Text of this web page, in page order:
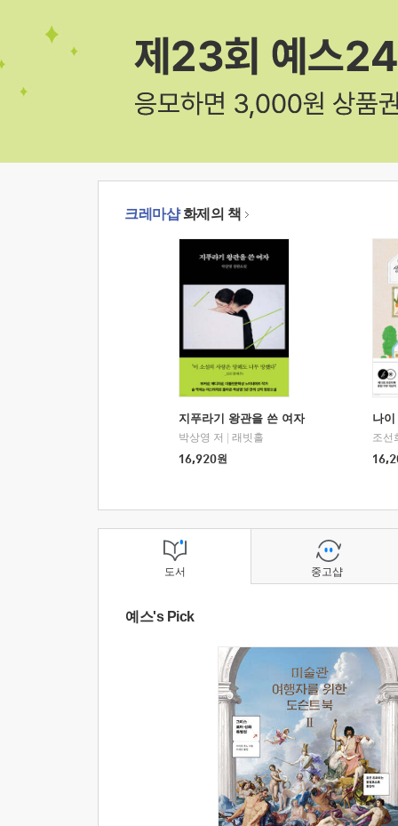
크레마샵화제의 책
지푸라기 왕관을 쓴 여자
박상영 저
래빗홀
16,920원
나
조선
도서
예스's Pick
중고샵